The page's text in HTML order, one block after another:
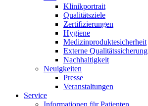
Klinikportrait
Qualitätsziele
Zertifizierungen
Hygiene
Medizinproduktesicherheit
Externe Qualitätssicherung
Nachhaltigkeit
Neuigkeiten
Presse
Veranstaltungen
Service
Informationen für Patienten